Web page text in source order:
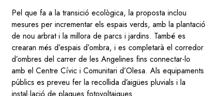
Pel que fa a la transició ecològica, la proposta inclou
mesures per incrementar els espais verds, amb la plantació
de nou arbrat i la millora de parcs i jardins. També es
crearan més d’espais d’ombra, i es completarà el corredor
d’ombres del carrer de les Angelines fins connectar-lo
amb el Centre Cívic i Comunitari d’Olesa. Als equipaments
públics es preveu fer la recollida d’aigües pluvials i la